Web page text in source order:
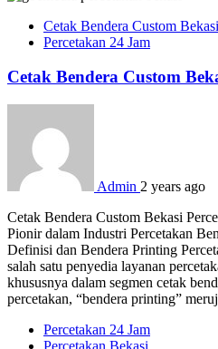
Cetak Bendera Custom Bekasi
Percetakan 24 Jam
Cetak Bendera Custom
Admin 2 years ago
Cetak Bendera Custom Bekasi
Pionir dalam Industri Percetakan
Definisi dan Bendera Printing
salah satu penyedia layanan
khususnya dalam segmen cetak
percetakan, “bendera printing”
Percetakan 24 Jam
Percetakan Bekasi